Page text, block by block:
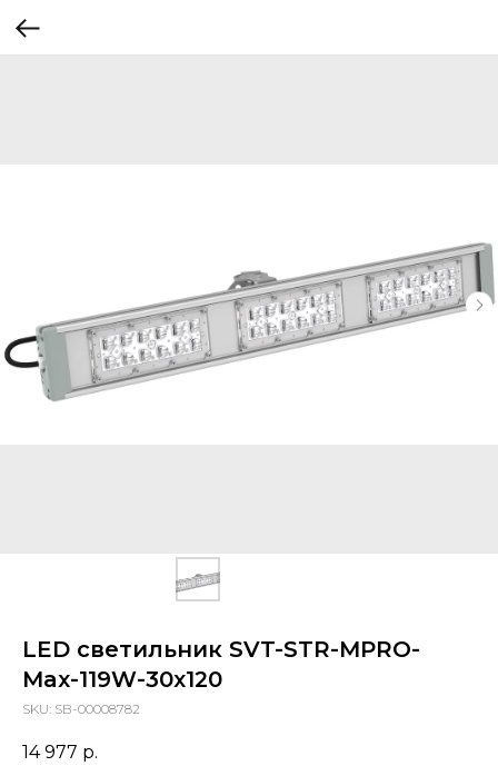
LED светильник SVT-STR-MPRO-
Max-119W-30x120
SKU: SB-00008782
14 977 р.